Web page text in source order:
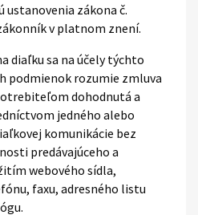
zákona č.
v platnom znení.
diaľku sa na účely týchto
podmienok rozumie zmluva
dohodnutá a
jedného alebo
komunikácie bez
predávajúceho a
webového sídla,
faxu, adresného listu